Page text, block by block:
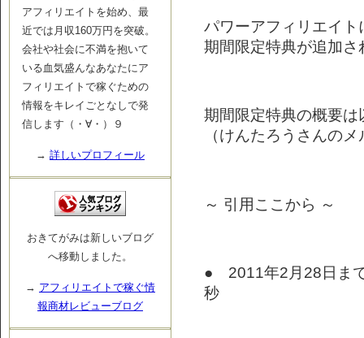
パワーアフィリエイト
期間限定特典が追加
期間限定特典の概要は
（けんたろうさんの
～ 引用ここから ～
● 2011年2月28日ま
秒
アフィリエイトを始め、最
近では月収160万円を突破。
会社や社会に不満を抱いて
いる血気盛んなあなたにア
フィリエイトで稼ぐための
情報をキレイごとなしで発
信します（・∀・）９
→ 詳しいプロフィール
おきてがみは新しいブログ
へ移動しました。
→ アフィリエイトで稼ぐ情
報商材レビューブログ